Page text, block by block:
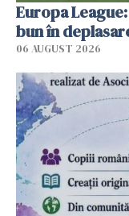
Europa
bun în
06 AUGUST 2026